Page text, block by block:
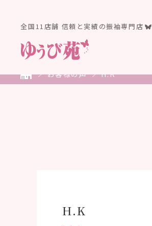
全国11店舗 信頼と実績の振袖専門店
お客様の声 H.K
H.K